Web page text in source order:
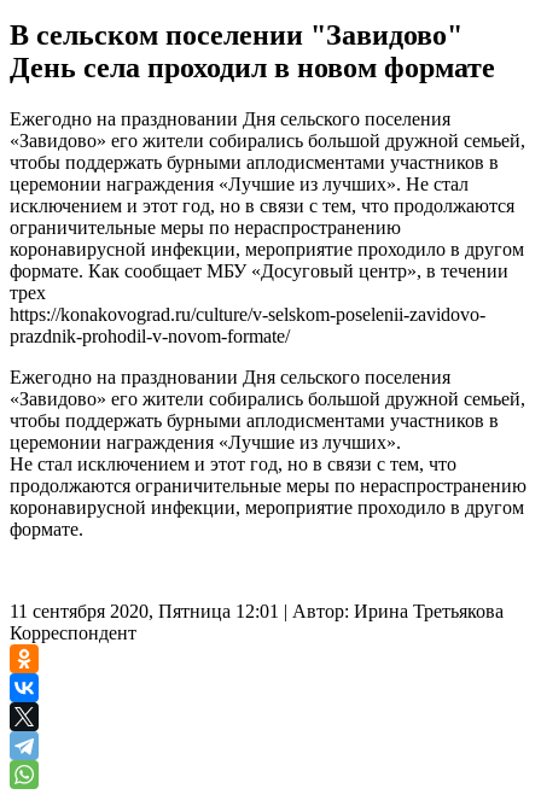
В сельском поселении "Завидово"
День села проходил в новом формате
Ежегодно на праздновании Дня сельского поселения
«Завидово» его жители собирались большой дружной семьей,
чтобы поддержать бурными аплодисментами участников в
церемонии награждения «Лучшие из лучших». Не стал
исключением и этот год, но в связи с тем, что продолжаются
ограничительные меры по нераспространению
коронавирусной инфекции, мероприятие проходило в другом
формате. Как сообщает МБУ «Досуговый центр», в течении
трех
https://konakovograd.ru/culture/v-selskom-poselenii-zavidovo-
prazdnik-prohodil-v-novom-formate/
Ежегодно на праздновании Дня сельского поселения
«Завидово» его жители собирались большой дружной семьей,
чтобы поддержать бурными аплодисментами участников в
церемонии награждения «Лучшие из лучших».
Не стал исключением и этот год, но в связи с тем, что
продолжаются ограничительные меры по нераспространению
коронавирусной инфекции, мероприятие проходило в другом
формате.
11 сентября 2020, Пятница 12:01 | Автор: Ирина Третьякова
Корреспондент